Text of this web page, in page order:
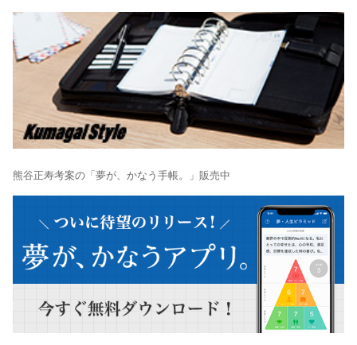
熊谷正寿考案の「夢が、かなう手帳。」販売中